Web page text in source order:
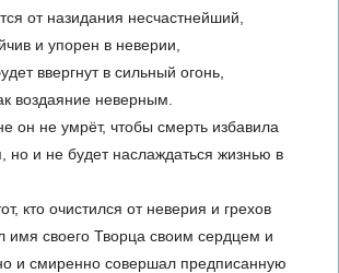
от назидания несчастнейший,
и упорен в неверии,
ввергнут в сильный огонь,
воздаяние неверным.
он не умрёт, чтобы смерть избавила
но и не будет наслаждаться жизнью в
кто очистился от неверия и грехов
имя своего Творца своим сердцем и
и смиренно совершал предписанную